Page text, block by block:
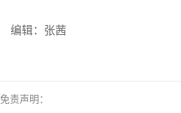
编辑：张茜
免责声明：